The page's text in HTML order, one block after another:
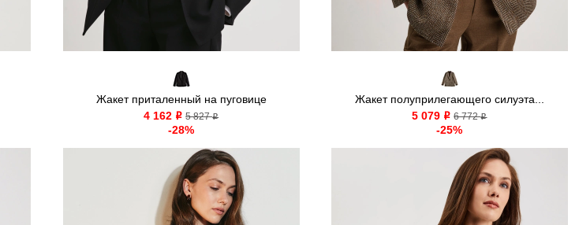
Жакет приталенный на пуговице
4 162 o 5 827o
-28%
Жакет полуприлегающего силуэта...
5 079 o 6 772o
-25%